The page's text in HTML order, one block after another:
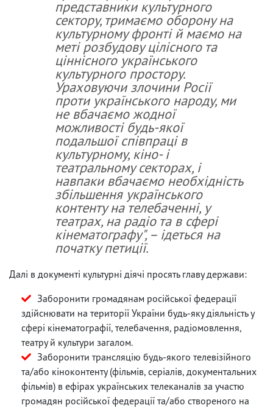
представники культурного
сектору, тримаємо оборону на
культурному фронті й маємо на
меті розбудову цілісного та
ціннісного українського
культурного простору.
Ураховуючи злочини Росії
проти українського народу, ми
не вбачаємо жодної
можливості будь-якої
подальшої співпраці в
культурному, кіно- і
театральному секторах, і
навпаки вбачаємо необхідність
збільшення українського
контенту на телебаченні, у
театрах, на радіо та в сфері
кінематографу", – ідеться на
початку петиції.
Далі в документі культурні діячі просять главу держави:
Заборонити громадянам російської федерації
здійснювати на території України будь-яку діяльність у
сфері кінематографії, телебачення, радіомовлення,
театру й культури загалом.
Заборонити трансляцію будь-якого телевізійного
та/або кіноконтенту (фільмів, серіалів, документальних
фільмів) в ефірах українських телеканалів за участю
громадян російської федерації та/або створеного на